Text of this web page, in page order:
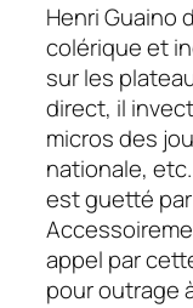
Henri Guaino
colérique et
sur les
direct, il
micros des
nationale,
est guetté par
appel par
pour outrage